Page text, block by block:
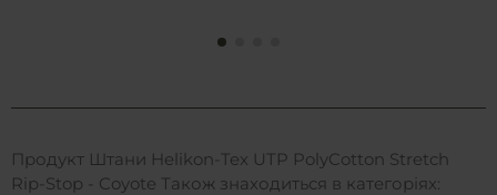
Продукт Штани Helikon-Tex UTP PolyCotton Stretch
Rip-Stop - Coyote Також знаходиться в категоріях: